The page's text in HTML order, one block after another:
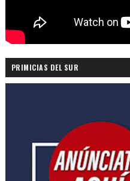
PRIMICIAS DEL SUR